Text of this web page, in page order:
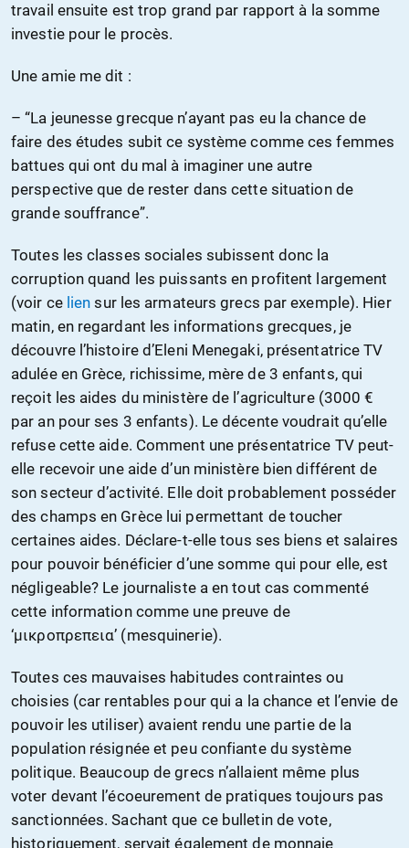
travail ensuite est trop grand par rapport à la somme
investie pour le procès.
Une amie me dit :
– “La jeunesse grecque n’ayant pas eu la chance de
faire des études subit ce système comme ces femmes
battues qui ont du mal à imaginer une autre
perspective que de rester dans cette situation de
grande souffrance”.
Toutes les classes sociales subissent donc la
corruption quand les puissants en profitent largement
(voir ce lien sur les armateurs grecs par exemple). Hier
matin, en regardant les informations grecques, je
découvre l’histoire d’Eleni Menegaki, présentatrice TV
adulée en Grèce, richissime, mère de 3 enfants, qui
reçoit les aides du ministère de l’agriculture (3000 €
par an pour ses 3 enfants). Le décente voudrait qu’elle
refuse cette aide. Comment une présentatrice TV peut-
elle recevoir une aide d’un ministère bien différent de
son secteur d’activité. Elle doit probablement posséder
des champs en Grèce lui permettant de toucher
certaines aides. Déclare-t-elle tous ses biens et salaires
pour pouvoir bénéficier d’une somme qui pour elle, est
négligeable? Le journaliste a en tout cas commenté
cette information comme une preuve de
‘μικροπρεπεια’ (mesquinerie).
Toutes ces mauvaises habitudes contraintes ou
choisies (car rentables pour qui a la chance et l’envie de
pouvoir les utiliser) avaient rendu une partie de la
population résignée et peu confiante du système
politique. Beaucoup de grecs n’allaient même plus
voter devant l’écoeurement de pratiques toujours pas
sanctionnées. Sachant que ce bulletin de vote,
historiquement, servait également de monnaie